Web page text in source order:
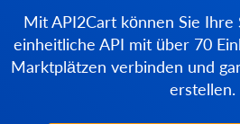
Mit API2Cart können Sie Ihre
einheitliche API mit über 70
Marktplätzen verbinden und
erstellen.